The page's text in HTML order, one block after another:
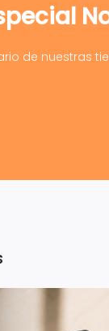
de nuestras